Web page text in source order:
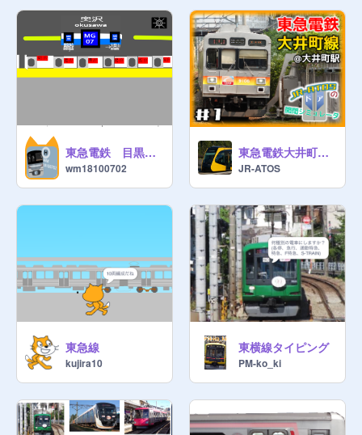
東急電鉄 目黒線 電車シュミレーター～日吉、奥沢、武蔵小山、目黒駅～
wm18100702
東急電鉄大井町線 大井町駅 ドア開閉シミュレーター
JR-ATOS
東急線
kujira10
東横線タイピング
PM-ko_ki